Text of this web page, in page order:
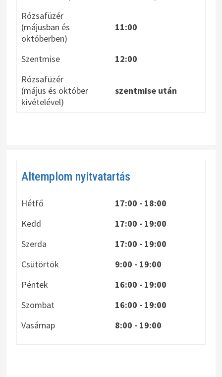
Rózsafüzér
(májusban és
októberben)
11:00
Szentmise
12:00
Rózsafüzér
(május és október
kivételével)
szentmise után
Altemplom nyitvatartás
Hétfő
17:00 - 18:00
Kedd
17:00 - 19:00
Szerda
17:00 - 19:00
Csütörtök
9:00 - 19:00
Péntek
16:00 - 19:00
Szombat
16:00 - 19:00
Vasárnap
8:00 - 19:00